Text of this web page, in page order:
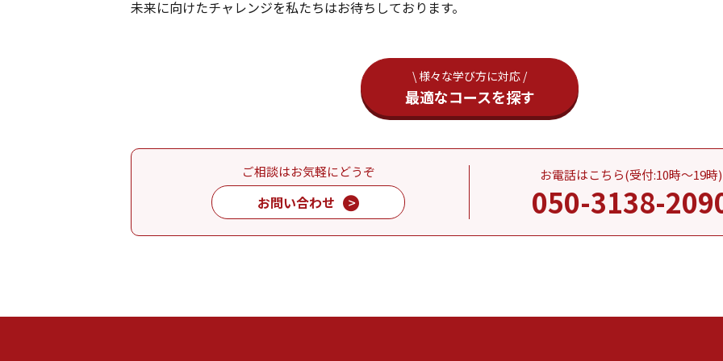
未来に向けたチャレンジを私たちはお待ちしております。
\ 様々な学び方に対応 /
最適なコースを探す
ご相談はお気軽にどうぞ
お問い合わせ
お電話はこちら(受付:10時～19時)
050-3138-